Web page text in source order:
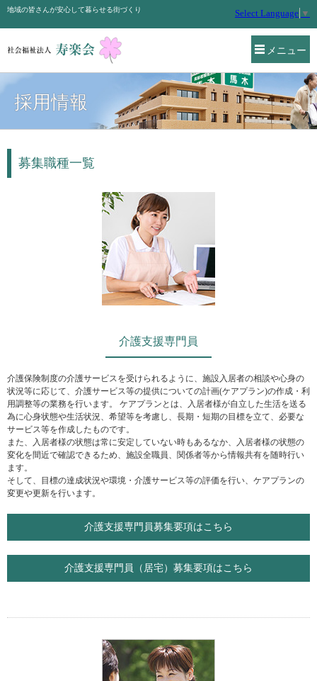
メニュー
地域の皆さんが安心して暮らせる街づくり Select Language ▼
採用情報
募集職種一覧
介護支援専門員
介護保険制度の介護サービスを受けられるように、施設入居者の相談や心身の
状況等に応じて、介護サービス等の提供についての計画(ケアプラン)の作成・利
用調整等の業務を行います。 ケアプランとは、入居者様が自立した生活を送る
為に心身状態や生活状況、希望等を考慮し、長期・短期の目標を立て、必要な
サービス等を作成したものです。
また、入居者様の状態は常に安定していない時もあるなか、入居者様の状態の
変化を間近で確認できるため、施設全職員、関係者等から情報共有を随時行い
ます。
そして、目標の達成状況や環境・介護サービス等の評価を行い、ケアプランの
変更や更新を行います。
介護支援専門員募集要項はこちら
介護支援専門員（居宅）募集要項はこちら